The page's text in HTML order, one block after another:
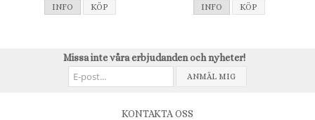
INFO KÖP INFO KÖP
Missa inte våra erbjudanden och nyheter!
ANMÄL MIG
KONTAKTA OSS